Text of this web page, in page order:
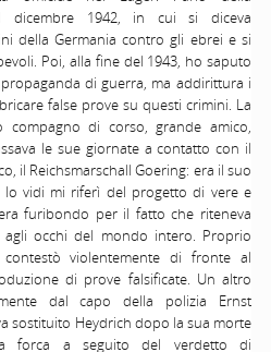
dicembre 1942, in cui si diceva
della Germania contro gli ebrei e si
Poi, alla fine del 1943, ho saputo
di guerra, ma addirittura i
false prove su questi crimini. La
di corso, grande amico,
le sue giornate a contatto con il
il Reichsmarschall Goering: era il suo
lo vidi mi riferì del progetto di vere e
furibondo per il fatto che riteneva
agli occhi del mondo intero. Proprio
violentemente di fronte al
di prove falsificate. Un altro
dal capo della polizia Ernst
sostituito Heydrich dopo la sua morte
forca a seguito del verdetto di